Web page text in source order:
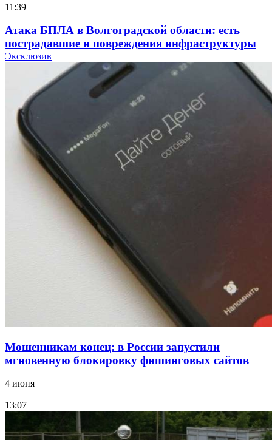
11:39
Атака БПЛА в Волгоградской области: есть
пострадавшие и повреждения инфраструктуры
Волгоградские вузы в топе зарплатного
рейтинга: ВолгГТУ и ВолгГМУ вошли в топ‑15
для химической отрасли и фармацевтики
18:39
В Красноармейском районе Волгограда стартует
конкурс на ремонт моста через Волго‑Донской
судоходный канал
Фестиваль #ТриЧетыре в Волгограде пройдёт
11–13 сентября в рамках Года единства народов
Эксклюзив
Мошенникам конец: в России запустили
мгновенную блокировку фишинговых сайтов
4 июня
13:07